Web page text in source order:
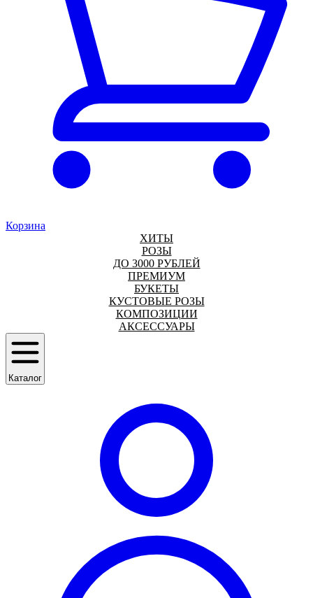
Корзина
ХИТЫ
РОЗЫ
ДО 3000 РУБЛЕЙ
ПРЕМИУМ
БУКЕТЫ
КУСТОВЫЕ РОЗЫ
КОМПОЗИЦИИ
АКСЕССУАРЫ
Каталог